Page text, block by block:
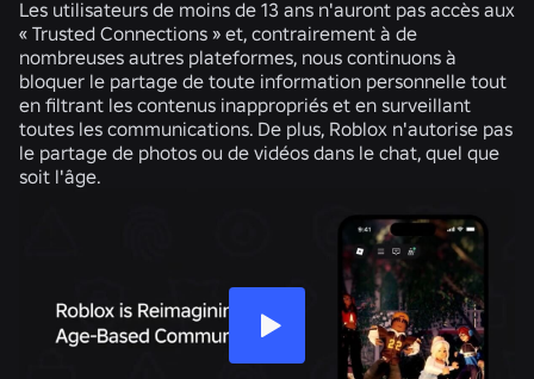
Les utilisateurs de moins de 13 ans n'auront pas accès aux
« Trusted Connections » et, contrairement à de
nombreuses autres plateformes, nous continuons à
bloquer le partage de toute information personnelle tout
en filtrant les contenus inappropriés et en surveillant
toutes les communications. De plus, Roblox n'autorise pas
le partage de photos ou de vidéos dans le chat, quel que
soit l'âge.